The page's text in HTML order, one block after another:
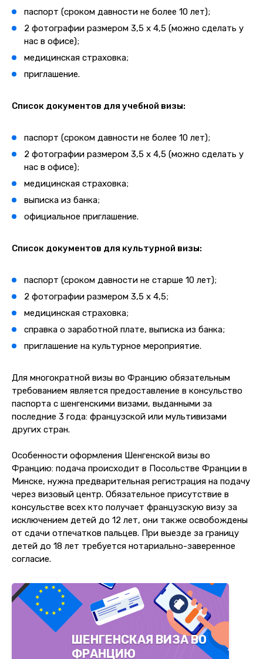
паспорт (сроком давности не более 10 лет);
2 фотографии размером 3,5 х 4,5 (можно сделать у
нас в офисе);
медицинская страховка;
приглашение.
Список документов для учебной визы:
паспорт (сроком давности не более 10 лет);
2 фотографии размером 3,5 х 4,5 (можно сделать у
нас в офисе);
медицинская страховка;
выписка из банка;
официальное приглашение.
Список документов для культурной визы:
паспорт (сроком давности не старше 10 лет);
2 фотографии размером 3,5 х 4,5;
медицинская страховка;
справка о заработной плате, выписка из банка;
приглашение на культурное мероприятие.
Для многократной визы во Францию обязательным
требованием является предоставление в консульство
паспорта с шенгенскими визами, выданными за
последние 3 года: французской или мультивизами
других стран.
Особенности оформления Шенгенской визы во
Францию: подача происходит в Посольстве Франции в
Минске, нужна предварительная регистрация на подачу
через визовый центр. Обязательное присутствие в
консульстве всех кто получает французскую визу за
исключением детей до 12 лет, они также освобождены
от сдачи отпечатков пальцев. При выезде за границу
детей до 18 лет требуется нотариально-заверенное
согласие.
ШЕНГЕНСКАЯ ВИЗА ВО
ФРАНЦИЮ